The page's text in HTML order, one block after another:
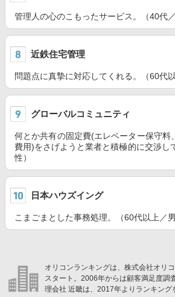
管理人の心のこもったサービス。（40代／
近鉄住宅管理
問題点に真摯に対応してくれる。（60代以
グローバルコミュニティ
何とか共有の固定費(エレベーター保守料
費用)をさげようと業者と積極的に交渉し
性）
日本ハウズイング
こまごまとした事務処理。（60代以上／男
オリコンランキングは、株式会社オリ
スタート。2006年からは顧客満足度調
理会社 近畿は、2017年よりランキング